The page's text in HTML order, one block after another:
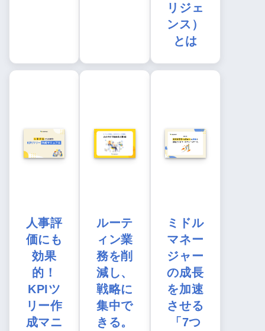
リジェ
ンス）
とは
人事評
価にも
効果
的！
KPIツ
リー作
成マニ
ルーテ
ィン業
務を削
減し、
戦略に
集中で
きる。
ミドル
マネー
ジャー
の成長
を加速
させる
「7つ